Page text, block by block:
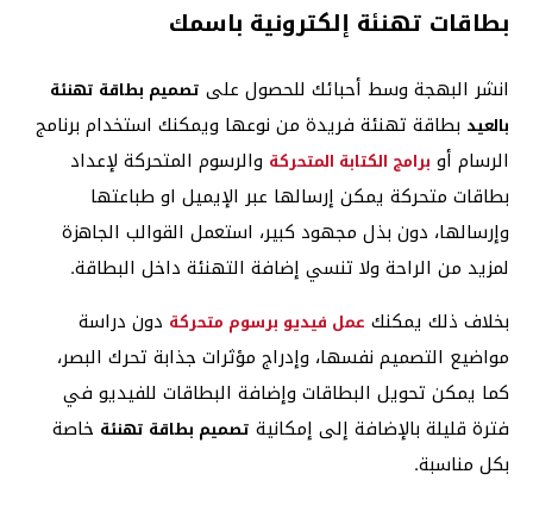
بطاقات تهنئة إلكترونية باسمك
انشر البهجة وسط أحبائك للحصول على تصميم بطاقة تهنئة
بالعيد بطاقة تهنئة فريدة من نوعها ويمكنك استخدام برنامج
الرسام أو برامج الكتابة المتحركة والرسوم المتحركة لإعداد
بطاقات متحركة يمكن إرسالها عبر الإيميل او طباعتها
وإرسالها، دون بذل مجهود كبير، استعمل القوالب الجاهزة
لمزيد من الراحة ولا تنسي إضافة التهنئة داخل البطاقة.
بخلاف ذلك يمكنك عمل فيديو برسوم متحركة دون دراسة
مواضيع التصميم نفسها، وإدراج مؤثرات جذابة تحرك البصر،
كما يمكن تحويل البطاقات وإضافة البطاقات للفيديو في
فترة قليلة بالإضافة إلى إمكانية تصميم بطاقة تهنئة خاصة
بكل مناسبة.